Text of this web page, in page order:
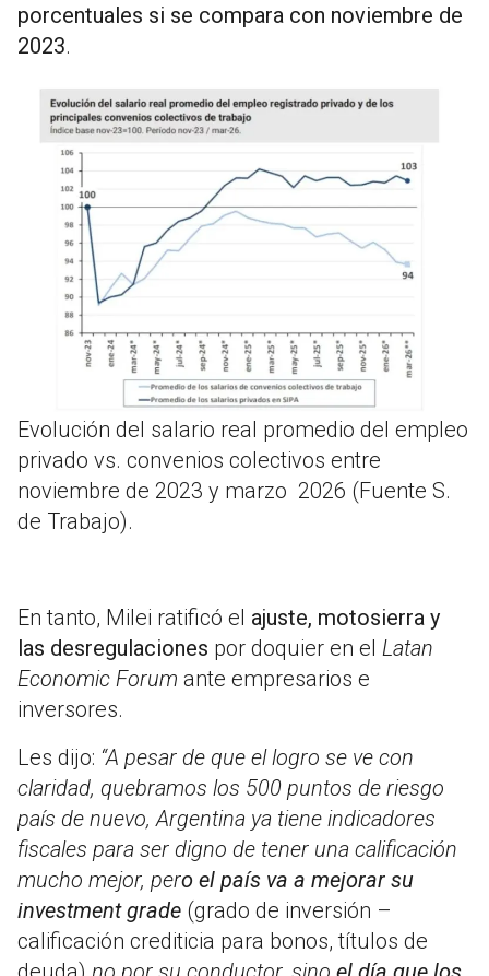
porcentuales si se compara con noviembre de
2023.
Evolución del salario real promedio del empleo
privado vs. convenios colectivos entre
noviembre de 2023 y marzo 2026 (Fuente S.
de Trabajo).
En tanto, Milei ratificó el ajuste, motosierra y
las desregulaciones por doquier en el Latan
Economic Forum ante empresarios e
inversores.
Les dijo: “A pesar de que el logro se ve con
claridad, quebramos los 500 puntos de riesgo
país de nuevo, Argentina ya tiene indicadores
fiscales para ser digno de tener una calificación
mucho mejor, pero el país va a mejorar su
investment grade (grado de inversión –
calificación crediticia para bonos, títulos de